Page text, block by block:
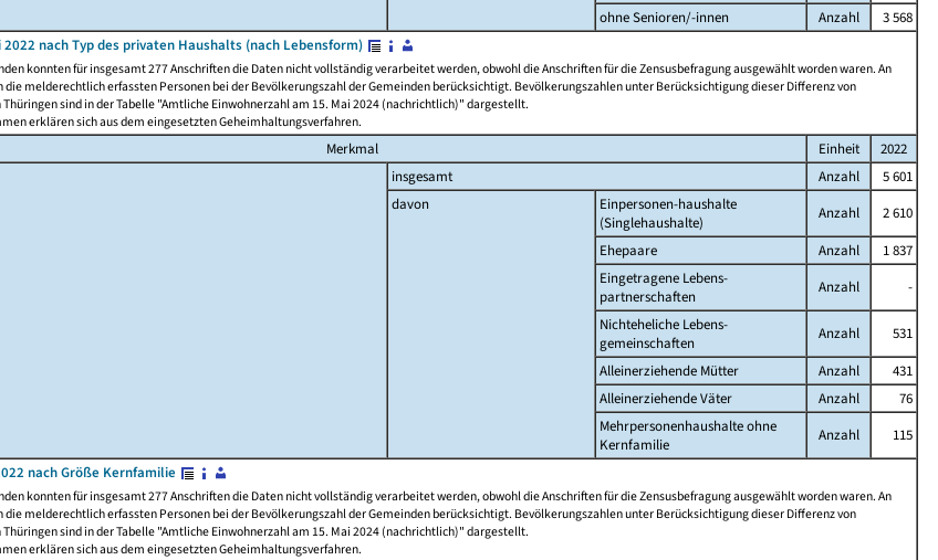
ohne Senioren/-innen
Anzahl
3 568
nach Typ des privaten Haushalts (nach Lebensform)
konnten für insgesamt 277 Anschriften die Daten nicht vollständig verarbeitet werden, obwohl die Anschriften für die Zensusbefragung ausgewählt worden waren. An
die melderechtlich erfassten Personen bei der Bevölkerungszahl der Gemeinden berücksichtigt. Bevölkerungszahlen unter Berücksichtigung dieser Differenz von
sind in der Tabelle "Amtliche Einwohnerzahl am 15. Mai 2024 (nachrichtlich)" dargestellt.
erklären sich aus dem eingesetzten Geheimhaltungsverfahren.
Merkmal Einheit
2022
insgesamt Anzahl
5 601
davon
Einpersonen-haushalte
(Singlehaushalte)
Anzahl
2 610
Ehepaare
Anzahl
1 837
Eingetragene Lebens-
partnerschaften
Anzahl
-
Nichteheliche Lebens-
gemeinschaften
Anzahl
531
Alleinerziehende Mütter
Anzahl
431
Alleinerziehende Väter
Anzahl
76
Mehrpersonenhaushalte ohne
Kernfamilie
Anzahl
115
nach Größe Kernfamilie
konnten für insgesamt 277 Anschriften die Daten nicht vollständig verarbeitet werden, obwohl die Anschriften für die Zensusbefragung ausgewählt worden waren. An
die melderechtlich erfassten Personen bei der Bevölkerungszahl der Gemeinden berücksichtigt. Bevölkerungszahlen unter Berücksichtigung dieser Differenz von
sind in der Tabelle "Amtliche Einwohnerzahl am 15. Mai 2024 (nachrichtlich)" dargestellt.
erklären sich aus dem eingesetzten Geheimhaltungsverfahren.